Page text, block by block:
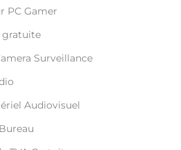
PC Gamer
gratuite
Surveillance
Audiovisuel